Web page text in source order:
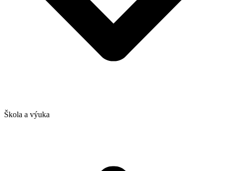
Škola a výuka